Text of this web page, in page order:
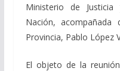
Ministerio de
Nación,
Provincia, Pablo López
El objeto de la